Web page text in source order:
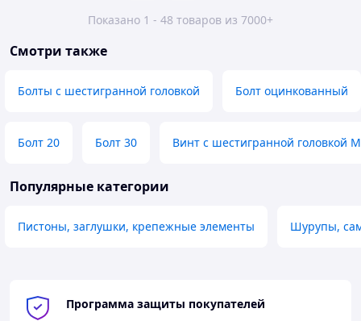
Показано 1 - 48 товаров из 7000+
Смотри также
Болты с шестигранной головкой Болт оцинкованный
Болт 20 Болт 30 Винт с шестигранной головкой
Популярные категории
Пистоны, заглушки, крепежные элементы Шурупы,
Программа защиты покупателей